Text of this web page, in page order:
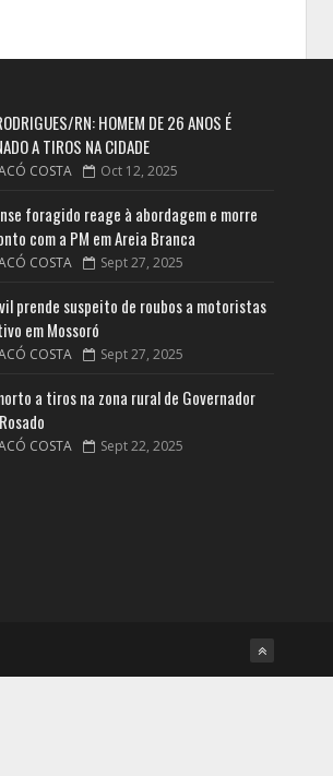
RN: HOMEM DE 26 ANOS É
A TIROS NA CIDADE
COSTA Oct 12, 2025
foragido reage à abordagem e morre
com a PM em Areia Branca
COSTA Sept 27, 2025
prende suspeito de roubos a motoristas
em Mossoró
COSTA Sept 27, 2025
a tiros na zona rural de Governador
COSTA Sept 22, 2025